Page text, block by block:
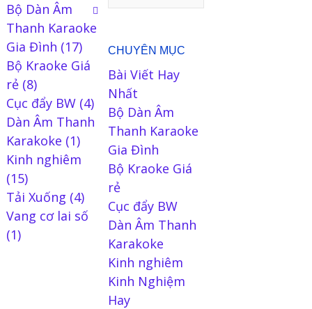
Bộ Dàn Âm
Thanh Karaoke
Gia Đình (17)
Bộ Kraoke Giá
rẻ(8)
Cục đẩy BW(4)
Dàn Âm Thanh
Karakoke (1)
Kinh nghiêm
(15)
Tải Xuống (4)
Vang cơ lai số
(1)
CHUYÊN MỤC
Bài Viết Hay
Nhất
Bộ Dàn Âm
Thanh Karaoke
Gia Đình
Bộ Kraoke Giá
rẻ
Cục đẩy BW
Dàn Âm Thanh
Karakoke
Kinh nghiêm
Kinh Nghiệm
Hay